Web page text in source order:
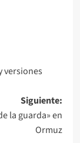
versiones
Siguiente:
la guarda» en
Ormuz